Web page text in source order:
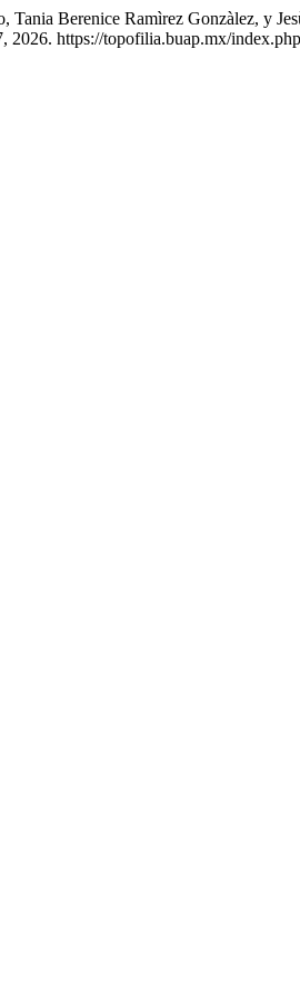
Tania Berenice Ramìrez Gonzàlez,
2026. https://topofilia.buap.mx/